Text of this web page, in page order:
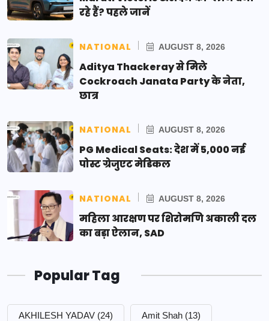
रहे हैं? पहले जानें
NATIONAL AUGUST 8, 2026
Aditya Thackeray से मिले
Cockroach Janata Party के नेता,
छात्र
NATIONAL AUGUST 8, 2026
PG Medical Seats: देश में 5,000 नई
पोस्ट ग्रेजुएट मेडिकल
NATIONAL AUGUST 8, 2026
महिला आरक्षण पर शिरोमणि अकाली दल
का बड़ा ऐलान, SAD
Popular Tag
AKHILESH YADAV (24) Amit Shah (13)